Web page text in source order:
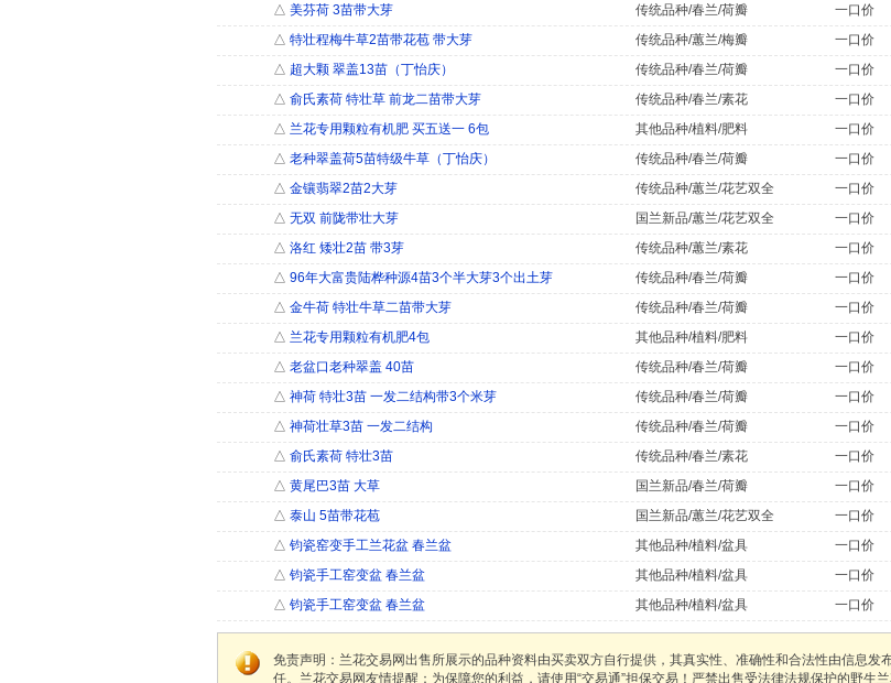
△ 美芬荷 3苗带大芽 传统品种/春兰/荷瓣 一口价
△ 特壮程梅牛草2苗带花苞 带大芽 传统品种/蕙兰/梅瓣 一口价
△ 超大颗 翠盖13苗（丁怡庆） 传统品种/春兰/荷瓣 一口价
△ 俞氏素荷 特壮草 前龙二苗带大芽 传统品种/春兰/素花 一口价
△ 兰花专用颗粒有机肥 买五送一 6包 其他品种/植料/肥料 一口价
△ 老种翠盖荷5苗特级牛草（丁怡庆） 传统品种/春兰/荷瓣 一口价
△ 金镶翡翠2苗2大芽 传统品种/蕙兰/花艺双全 一口价
△ 无双 前陇带壮大芽 国兰新品/蕙兰/花艺双全 一口价
△ 洛红 矮壮2苗 带3芽 传统品种/蕙兰/素花 一口价
△ 96年大富贵陆桦种源4苗3个半大芽3个出土芽 传统品种/春兰/荷瓣 一口价
△ 金牛荷 特壮牛草二苗带大芽 传统品种/春兰/荷瓣 一口价
△ 兰花专用颗粒有机肥4包 其他品种/植料/肥料 一口价
△ 老盆口老种翠盖 40苗 传统品种/春兰/荷瓣 一口价
△ 神荷 特壮3苗 一发二结构带3个米芽 传统品种/春兰/荷瓣 一口价
△ 神荷壮草3苗 一发二结构 传统品种/春兰/荷瓣 一口价
△ 俞氏素荷 特壮3苗 传统品种/春兰/素花 一口价
△ 黄尾巴3苗 大草 国兰新品/春兰/荷瓣 一口价
△ 泰山 5苗带花苞 国兰新品/蕙兰/花艺双全 一口价
△ 钧瓷窑变手工兰花盆 春兰盆 其他品种/植料/盆具 一口价
△ 钧瓷手工窑变盆 春兰盆 其他品种/植料/盆具 一口价
△ 钧瓷手工窑变盆 春兰盆 其他品种/植料/盆具 一口价
免责声明：兰花交易网出售所展示的品种资料由买卖双方自行提供，其真实性、准确性和合法性由信息
任。兰花交易网友情提醒：为保障您的利益，请使用“交易通”担保交易！严禁出售受法律法规保护的野生